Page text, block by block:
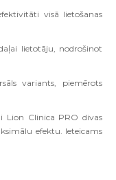
visā lietošanas
lietotāju, nodrošinot
variants, piemērots
Lion Clinica PRO divas
efektu. Ieteicams